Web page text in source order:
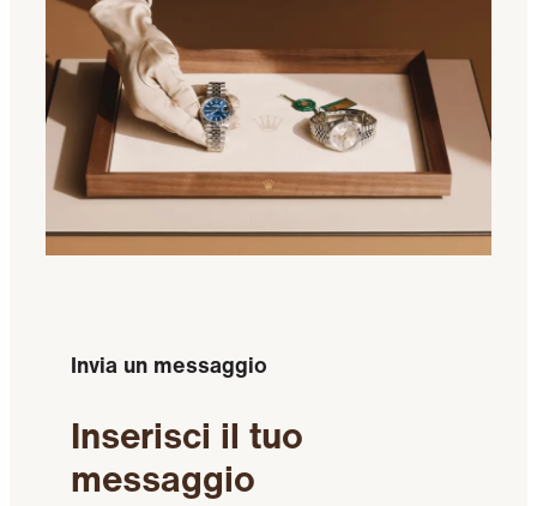
Invia un messaggio
Inserisci il tuo
messaggio